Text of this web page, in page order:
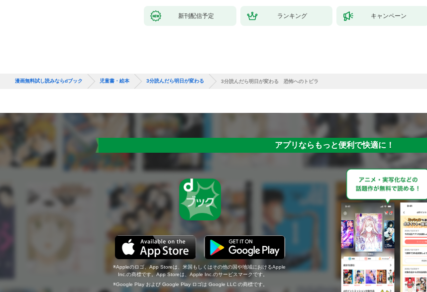
新刊配信予定 ランキング キャンペーン
漫画無料試し読みならdブック 児童書・絵本 3分読んだら明日が変わる 3分読んだら明日が変わる 恐怖へのトビラ
アプリならもっと便利で快適に！
Appleのロゴ、App Storeは、米国もしくはその他の国や地域におけるApple
Inc.の商標です。App Storeは、Apple Inc.のサービスマークです。
Google Play および Google Play ロゴは Google LLC の商標です。